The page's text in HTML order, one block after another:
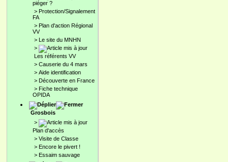
piéger ?
> Protection/Signalement
FA
> Plan d'action Régional
VV
> Le site du MNHN
>
Les référents VV
> Causerie du 4 mars
> Aide identification
> Découverte en France
> Fiche technique
OPIDA
Grosbois
>
Plan d'accès
> Visite de Classe
> Encore le pivert !
> Essaim sauvage